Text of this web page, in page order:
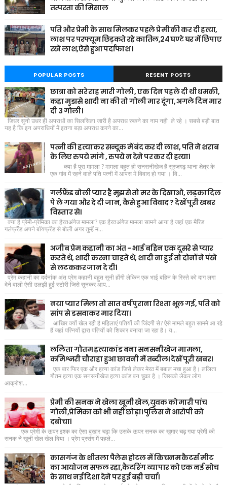
तत्परता की मिसाल
पति और प्रेमी के साथ मिलकर पहले प्रेमी की कर दी हत्या,
लाश पर परफ्यूम छिड़कते रहे कातिल,24 घण्टे घर में छिपाए
रखे लाश,ऐसे हुआ पर्दाफाश ।
POPULAR POSTS RESENT POSTS
छात्रा को सरे राह मारी गोली , एक दिन पहले दी थी धमकी,
कहा मुझसे शादी ना की तो गोली मार दूंगा, अगले दिन मार
दी 3 गोली।
जिधर सुनो उधर ही अपराधों का सिलसिला जारी है अपराध रुकने का नाम नही ले रहे । सबसे बड़ी बात
यह है कि इन अपराधियों में इतना बड़ा अपराध करने का...
पत्नी की हत्या कर सन्दूक में बंद कर दी लाश, पति ने शराब
के लिए रुपये मांगे , रुपये न देने पर कर दी हत्या।
क्या है पूरा मामला ? मामला बहुत ही सनसनीखेज है सूरजगढ़ थाना क्षेत्र के
एक गांव में रहने वाले पति पत्नी में आपस में विवाद हो गया । वि...
गर्लफ्रैंड बोली प्यार है मुझसे तो मर के दिखाओ, लड़का दिल
पे ले गया और दे दी जान, कैसे हुआ विवाद ? देखें पूरी खबर
विस्तार से।
क्या है प्रेमी-प्रेमिका का हैरतअंगेज मामला? एक हैरतअंगेज मामला सामने आया है जहां एक मैरिड
गर्लफ्रैंड अपने बॉयफ्रेंड से बोली अगर तुम्हें म...
अजीब प्रेम कहानी का अंत - भाई बहिन एक दूसरे से प्यार
करते थे, शादी करना चाहते थे, शादी ना हुई तो दोनों ने पंखे
से लटककर जान दे दी।
प्रेम कहानी का दर्दनांक अंत प्रेम कहानी बहुत सुनी होंगी लेकिन एक भाई बहिन के रिस्ते को दाग लगा
देने वाली ऐसी उलझी हुई स्टोरी जिसे सुनकर आप...
नया प्यार मिला तो सात वर्ष पुराना रिश्ता भूल गई, पति को
सांप से डसवाकर मार दिया।
आखिर क्यों खेल रही है महिलाएं पतियों की जिंदगी से? ऐसे मामले बहुत साममे आ रहे
हैं जहां पत्नियों द्वारा पतियों को शिकार बनाया जा रहा है। य...
ललिता गौतम हत्याकांड बना सनसनीखेज मामला,
कमिश्नरी चौराहा हुआ छावनी में तब्दील। देखें पूरी खबर।
एक बार फिर एक और हत्या कांड जिसे लेकर मेरठ में बबाल मचा हुआ है। ललिता
गौतम हत्या एक सनसनीखेज हत्या कांड बन चुका है । जिसको लेकर लोग
आक्रोश...
प्रेमी की सनक ने खेला खूनी खेल,युवक को मारी पांच
गोली,प्रेमिका को भी नहीं छोड़ा। पुलिस ने आरोपी को
दबोचा।
एक प्रेमी के ऊपर इश्क का ऐसा बुखार चढ़ा कि उसके ऊपर सनक का खुमार चढ़ गया प्रेमी की
सनक ने खूनी खेल खेल दिया । प्रेम प्रसंग में पहले...
कासगंज के शीतला पैलेस होटल में किचनम कैटर्स मीट
का आयोजन सफल रहा,कैटरिंग व्यापार को एक नई सोच
के साथ नई दिशा देने पर हुई बड़ी चर्चा।